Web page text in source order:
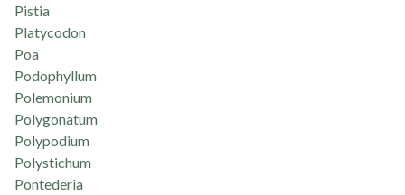
Pistia
Platycodon
Poa
Podophyllum
Polemonium
Polygonatum
Polypodium
Polystichum
Pontederia